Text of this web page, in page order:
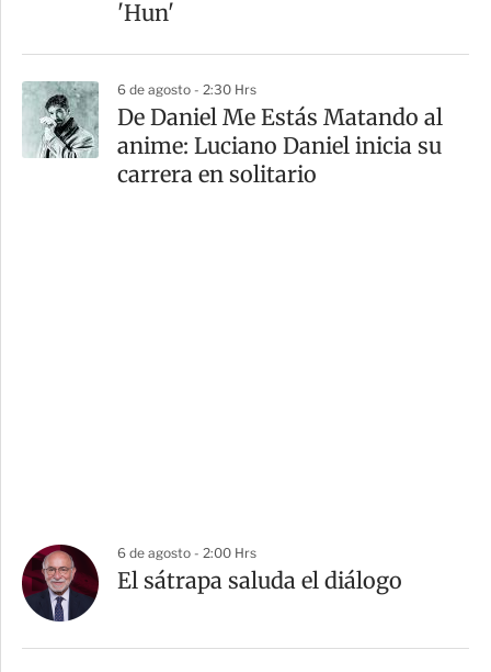
'Hun'
6 de agosto - 2:30 Hrs
De Daniel Me Estás Matando al
anime: Luciano Daniel inicia su
carrera en solitario
6 de agosto - 2:00 Hrs
El sátrapa saluda el diálogo